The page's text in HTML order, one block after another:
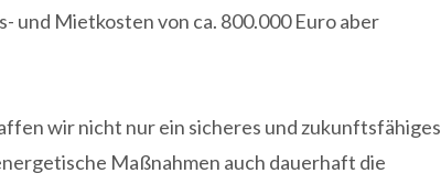
und Mietkosten von ca. 800.000 Euro aber
wir nicht nur ein sicheres und zukunftsfähiges
Maßnahmen auch dauerhaft die